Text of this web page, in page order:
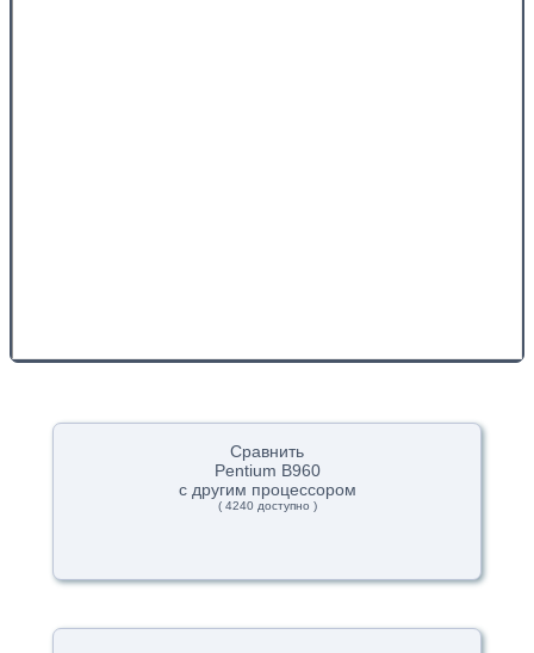
Сравнить
Pentium B960
с другим процессором
( 4240 доступно )